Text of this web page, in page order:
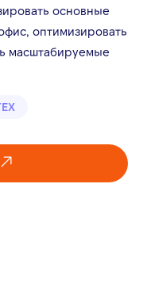
основные
оптимизировать
масштабируемые